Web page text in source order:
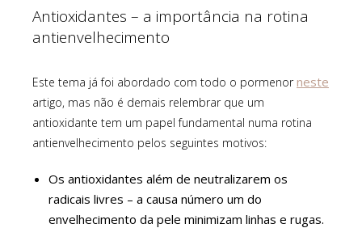
Antioxidantes – a importância na rotina
antienvelhecimento
Este tema já foi abordado com todo o pormenorneste
artigo, mas não é demais relembrar que um
antioxidante tem um papel fundamental numa rotina
antienvelhecimento pelos seguintes motivos:
Os antioxidantes além de neutralizarem os
radicais livres – a causa número um do
envelhecimento da pele minimizam linhas e rugas.